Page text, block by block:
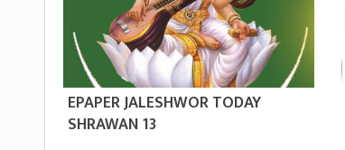
EPAPER JALESHWOR TODAY
SHRAWAN 13